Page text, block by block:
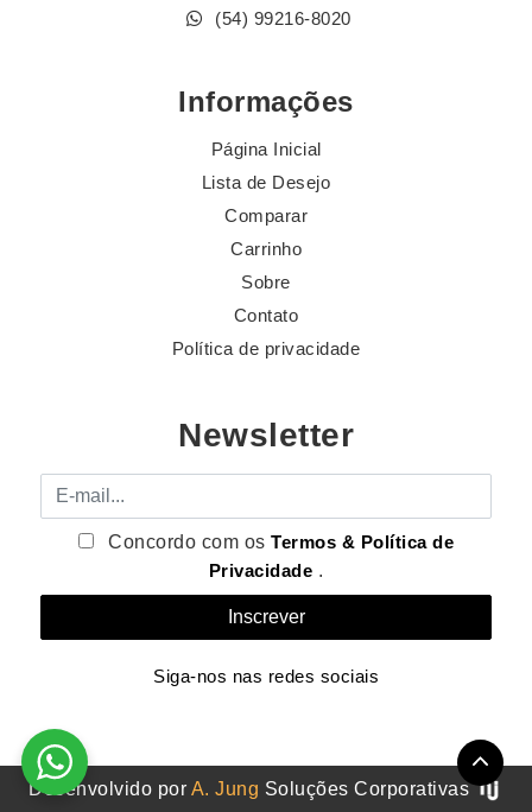
(54) 99216-8020
Informações
Página Inicial
Lista de Desejo
Comparar
Carrinho
Sobre
Contato
Política de privacidade
Newsletter
E-mail
Concordo com osTermos & Política de
Privacidade .
Siga-nos nas redes sociais
Desenvolvido por A. Jung Soluções Corporativas